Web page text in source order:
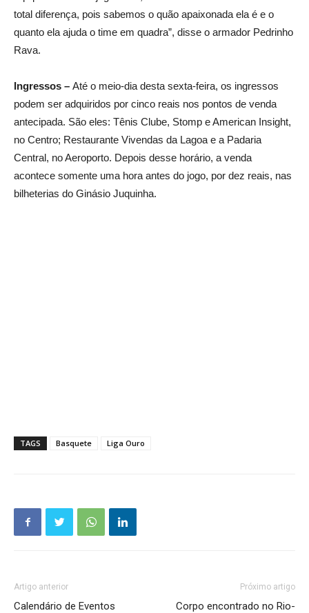
total diferença, pois sabemos o quão apaixonada ela é e o
quanto ela ajuda o time em quadra”, disse o armador Pedrinho
Rava.
Ingressos – Até o meio-dia desta sexta-feira, os ingressos
podem ser adquiridos por cinco reais nos pontos de venda
antecipada. São eles: Tênis Clube, Stomp e American Insight,
no Centro; Restaurante Vivendas da Lagoa e a Padaria
Central, no Aeroporto. Depois desse horário, a venda
acontece somente uma hora antes do jogo, por dez reais, nas
bilheterias do Ginásio Juquinha.
TAGS Basquete Liga Ouro
Artigo anterior
Calendário de Eventos
Próximo artigo
Corpo encontrado no Rio-